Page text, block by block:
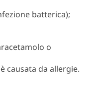
batterica);
o
causata da allergie.